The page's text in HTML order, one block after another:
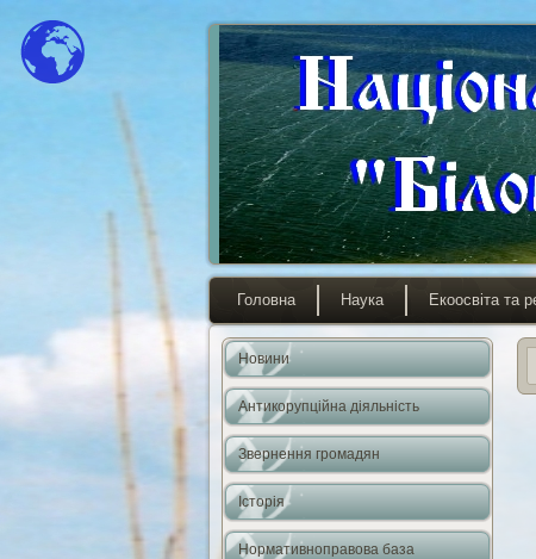
Головна Наука Екоосвіта та
Новини
Антикорупційна діяльність
Звернення громадян
Історія
Нормативноправова база